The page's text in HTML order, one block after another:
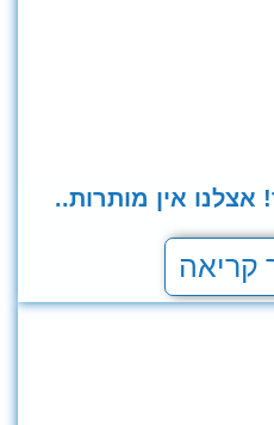
אצלנו אין מותרות..
קריאה